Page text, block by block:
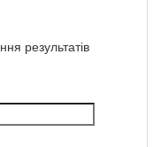
результатів